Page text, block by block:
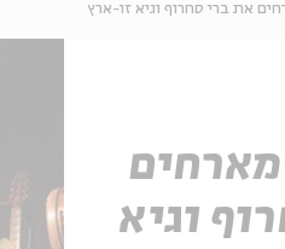
את ברי סחרוף וגיא זו-ארץ
וגיא